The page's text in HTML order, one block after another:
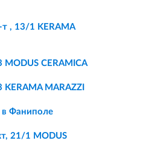
, 13/1 KERAMA
MODUS CERAMICA
MARAZZI
Фаниполе
21/1 MODUS